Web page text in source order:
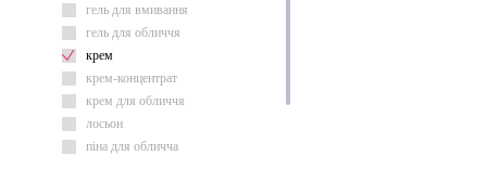
гель для вмивання
гель для обличчя
крем
крем-концентрат
крем для обличчя
лосьон
піна для обличча